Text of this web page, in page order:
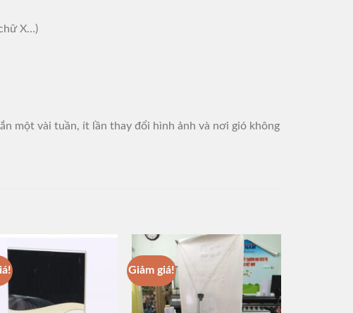
X…)
một vài tuần, ít lần thay đổi hình ảnh và nơi gió không
Giảm giá!